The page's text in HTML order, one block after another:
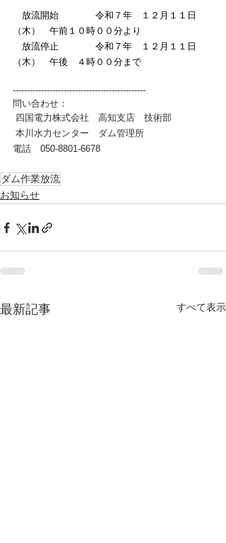
放流開始　　　　令和７年　１２月１１日
（木）　午前１０時００分より
放流停止　　　　令和７年　１２月１１日
（木）　午後　４時００分まで
-----------------------------------------------
問い合わせ：
四国電力株式会社　高知支店　技術部
本川水力センター　ダム管理所
電話　050-8801‐6678
ダム作業放流
お知らせ
最新記事 すべて表示